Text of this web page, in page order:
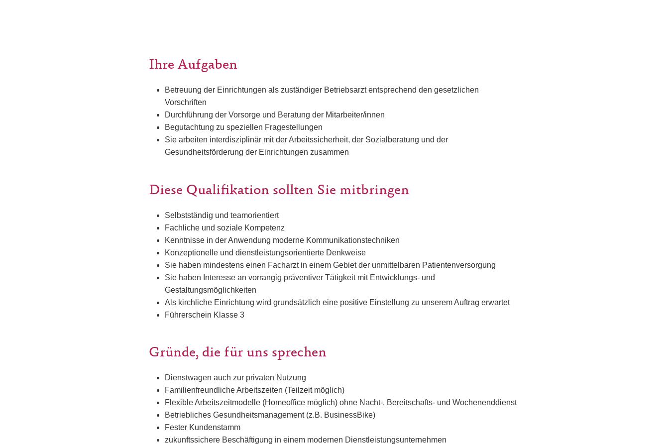
Ihre Aufgaben
Betreuung der Einrichtungen als zuständiger Betriebsarzt entsprechend den gesetzlichen
Vorschriften
Durchführung der Vorsorge und Beratung der Mitarbeiter/innen
Begutachtung zu speziellen Fragestellungen
Sie arbeiten interdisziplinär mit der Arbeitssicherheit, der Sozialberatung und der
Gesundheitsförderung der Einrichtungen zusammen
Diese Qualifikation sollten Sie mitbringen
Selbstständig und teamorientiert
Fachliche und soziale Kompetenz
Kenntnisse in der Anwendung moderne Kommunikationstechniken
Konzeptionelle und dienstleistungsorientierte Denkweise
Sie haben mindestens einen Facharzt in einem Gebiet der unmittelbaren Patientenversorgung
Sie haben Interesse an vorrangig präventiver Tätigkeit mit Entwicklungs- und
Gestaltungsmöglichkeiten
Als kirchliche Einrichtung wird grundsätzlich eine positive Einstellung zu unserem Auftrag erwartet
Führerschein Klasse 3
Gründe, die für uns sprechen
Dienstwagen auch zur privaten Nutzung
Familienfreundliche Arbeitszeiten (Teilzeit möglich)
Flexible Arbeitszeitmodelle (Homeoffice möglich) ohne Nacht-, Bereitschafts- und Wochenenddienst
Betriebliches Gesundheitsmanagement (z.B. BusinessBike)
Fester Kundenstamm
zukunftssichere Beschäftigung in einem modernen Dienstleistungsunternehmen